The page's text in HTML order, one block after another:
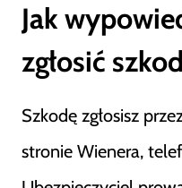
Jak
zgłosić
Szkodę zgłosisz
stronie Wienera,